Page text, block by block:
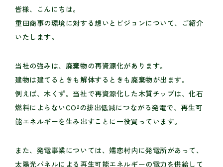
皆様、こんにちは。
重田商事の環境に対する想いとビジョンについて、ご紹介
いたします。
当社の強みは、廃棄物の再資源化があります。
建物は建てるときも解体するときも廃棄物が出ます。
例えば、木くず。当社で再資源化した木質チップは、化石
燃料によらないCO²の排出低減につながる発電で、再生可
能エネルギーを生み出すことに一役買っています。
また、発電事業については、嬬恋村内に発電所があって、
太陽光パネルによる再生可能エネルギーの電力を供給して